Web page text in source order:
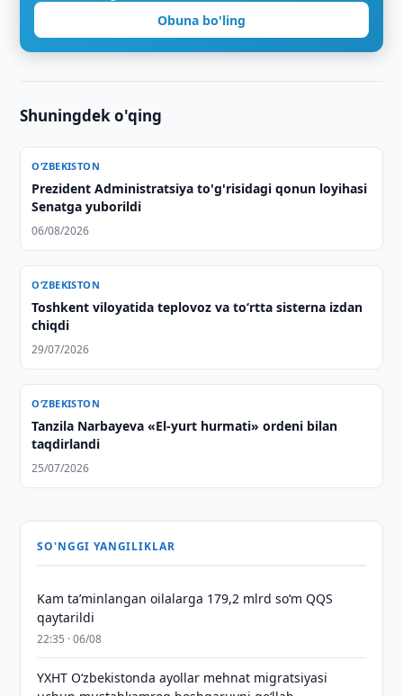
Obuna bo'ling
Shuningdek o'qing
O‘ZBEKISTON
Prezident Administratsiya to'g'risidagi qonun loyihasi
Senatga yuborildi
06/08/2026
O‘ZBEKISTON
Toshkent viloyatida teplovoz va to‘rtta sisterna izdan
chiqdi
29/07/2026
O‘ZBEKISTON
Tanzila Narbayeva «El-yurt hurmati» ordeni bilan
taqdirlandi
25/07/2026
SO'NGGI YANGILIKLAR
Kam taʼminlangan oilalarga 179,2 mlrd so‘m QQS
qaytarildi
22:35 · 06/08
YXHT O‘zbekistonda ayollar mehnat migratsiyasi